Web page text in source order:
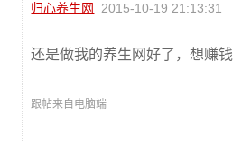
归心养生网 2015-10-19 21:13:31
还是做我的养生网好了，想赚
跟帖来自电脑端